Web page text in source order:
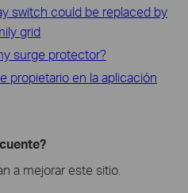
switch could be replaced by
grid
surge protector?
propietario en la aplicación
a mejorar este sitio.